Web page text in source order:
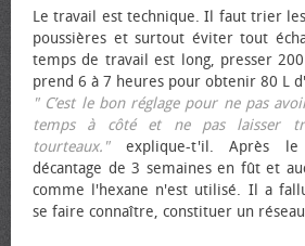
Le travail est technique. Il faut trier
poussières et surtout éviter tout
temps de travail est long, presser
prend 6 à 7 heures pour obtenir 80 L
" C’est le bon réglage pour ne pas
temps à côté et ne pas laisser
tourteaux."explique-t'il. Après le
décantage de 3 semaines en fût et
comme l'hexane n'est utilisé. Il a
se faire connaître, constituer un